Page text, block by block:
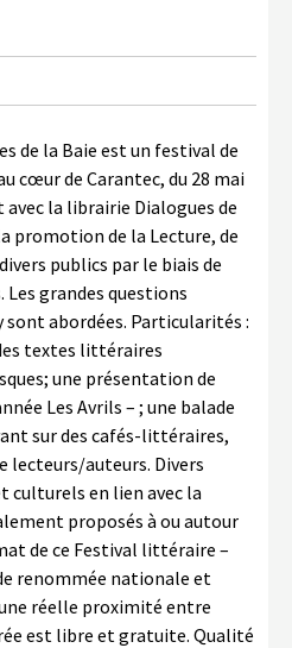
de la Baie est un festival de
cœur de Carantec, du 28 mai
la librairie Dialogues de
promotion de la Lecture, de
publics par le biais de
Les grandes questions
abordées. Particularités :
textes littéraires
une présentation de
Les Avrils – ; une balade
sur des cafés-littéraires,
lecteurs/auteurs. Divers
culturels en lien avec la
proposés à ou autour
de ce Festival littéraire –
renommée nationale et
réelle proximité entre
est libre et gratuite. Qualité